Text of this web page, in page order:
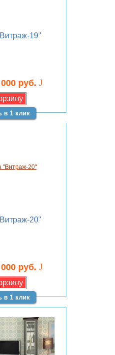
19"
руб. J
в 1 клик
20"
руб. J
в 1 клик